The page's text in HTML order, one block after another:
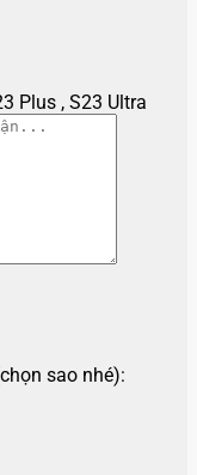
Plus , S23 Ultra
sao nhé):